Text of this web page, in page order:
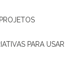
PARA USAR